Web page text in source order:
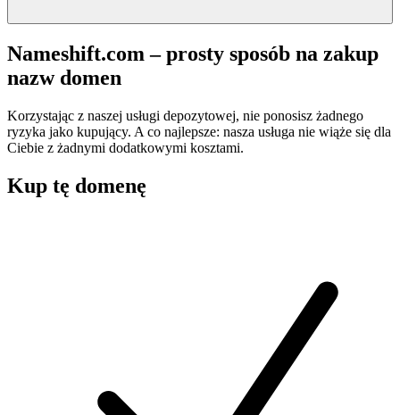
Nameshift.com – prosty sposób na zakup
nazw domen
Korzystając z naszej usługi depozytowej, nie ponosisz żadnego
ryzyka jako kupujący. A co najlepsze: nasza usługa nie wiąże się dla
Ciebie z żadnymi dodatkowymi kosztami.
Kup tę domenę